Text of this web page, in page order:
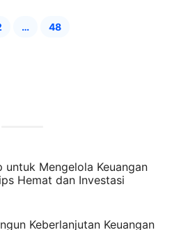
Halaman
… Halaman
48
untuk Mengelola Keuangan
Hemat dan Investasi
Keberlanjutan Keuangan